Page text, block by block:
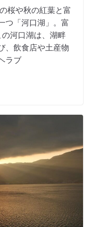
桜や秋の紅葉と富
つ「河口湖」。富
河口湖は、湖畔
、飲食店や土産物
ラブ